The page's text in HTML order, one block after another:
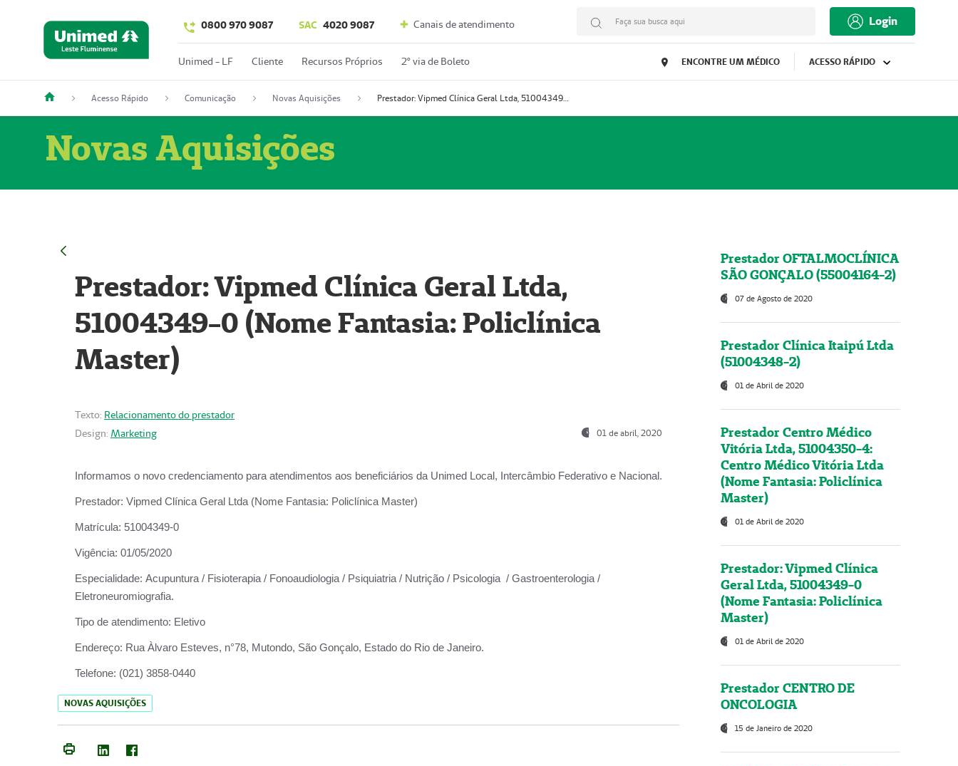
0800 970 9087 SAC 4020 9087 Canais de atendimento Faça sua busca aqui Login
Unimed - LF Cliente Recursos Próprios 2º via de Boleto ENCONTRE UM MÉDICO ACESSO RÁPIDO
Acesso Rápido Comunicação Novas Aquisições Prestador: Vipmed Clínica Geral Ltda, 51004349-0 (Nome Fantasia: Policlínica Master)
Novas Aquisições
Prestador: Vipmed Clínica Geral Ltda,
51004349-0 (Nome Fantasia: Policlínica
Master)
Texto: Relacionamento do prestador
Design: Marketing 01 de abril, 2020
Informamos o novo credenciamento para atendimentos aos beneficiários da Unimed Local, Intercâmbio Federativo e Nacional.
Prestador: Vipmed Clínica Geral Ltda (Nome Fantasia: Policlínica Master)
Matrícula: 51004349-0
Vigência: 01/05/2020
Especialidade: Acupuntura / Fisioterapia / Fonoaudiologia / Psiquiatria / Nutrição / Psicologia / Gastroenterologia /
Eletroneuromiografia.
Tipo de atendimento: Eletivo
Endereço: Rua Àlvaro Esteves, n°78, Mutondo, São Gonçalo, Estado do Rio de Janeiro.
Telefone: (021) 3858-0440
NOVAS AQUISIÇÕES
Prestador OFTALMOCLÍNICA
SÃO GONÇALO (55004164-2)
07 de Agosto de 2020
Prestador Clínica Itaipú Ltda
(51004348-2)
01 de Abril de 2020
Prestador Centro Médico
Vitória Ltda, 51004350-4:
Centro Médico Vitória Ltda
(Nome Fantasia: Policlínica
Master)
01 de Abril de 2020
Prestador: Vipmed Clínica
Geral Ltda, 51004349-0
(Nome Fantasia: Policlínica
Master)
01 de Abril de 2020
Prestador CENTRO DE
ONCOLOGIA
15 de Janeiro de 2020